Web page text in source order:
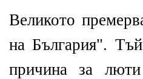
Великото
на България". Тъй
причина за